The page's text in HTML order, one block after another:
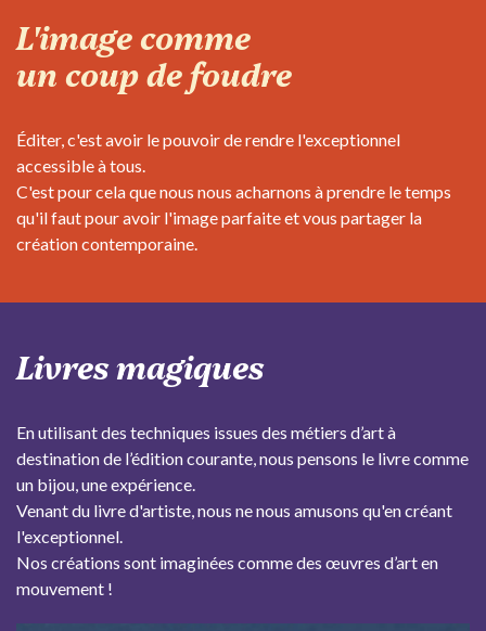
L'image comme
un coup de foudre
Éditer, c'est avoir le pouvoir de rendre l'exceptionnel
accessible à tous.
C'est pour cela que nous nous acharnons à prendre le temps
qu'il faut pour avoir l'image parfaite et vous partager la
création contemporaine.
Livres magiques
En utilisant des techniques issues des métiers d’art à
destination de l’édition courante, nous pensons le livre comme
un bijou, une expérience.
Venant du livre d'artiste, nous ne nous amusons qu'en créant
l'exceptionnel.
Nos créations sont imaginées comme des œuvres d’art en
mouvement !